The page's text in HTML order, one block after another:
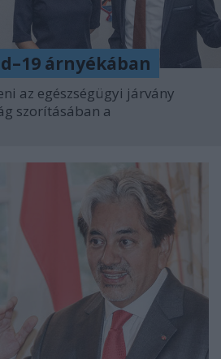
árnyékában
az egészségügyi járvány
szorításában a